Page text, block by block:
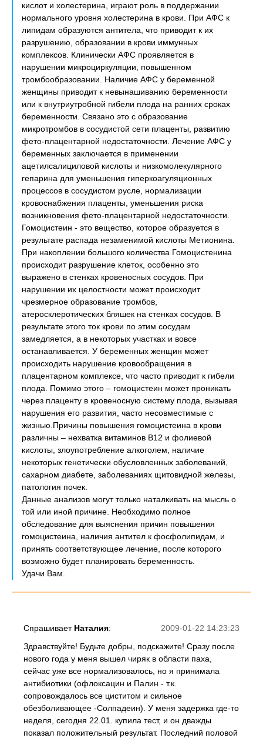
кислот и холестерина, играют роль в поддержании
нормального уровня холестерина в крови. При АФС к
липидам образуются антитела, что приводит к их
разрушению, образовании в крови иммунных
комплексов. Клинически АФС проявляется в
нарушении микроциркуляции, повышенном
тромбообразовании. Наличие АФС у беременной
женщины приводит к невынашиванию беременности
или к внутриутробной гибели плода на ранних сроках
беременности. Связано это с образование
микротромбов в сосудистой сети плаценты, развитию
фето-плацентарной недостаточности. Лечение АФС у
беременных заключается в применении
ацетилсалициловой кислоты и низкомолекулярного
гепарина для уменьшения гиперкоагуляционных
процессов в сосудистом русле, нормализации
кровоснабжения плаценты, уменьшения риска
возникновения фето-плацентарной недостаточности.
Гомоцистеин - это вещество, которое образуется в
результате распада незаменимой кислоты Метионина.
При накоплении большого количества Гомоцистенина
происходит разрушение клеток, особенно это
выражено в стенках кровеносных сосудов. При
нарушении их целостности может происходит
чрезмерное образование тромбов,
атеросклеротических бляшек на стенках сосудов. В
результате этого ток крови по этим сосудам
замедляется, а в некоторых участках и вовсе
останавливается. У беременных женщин может
происходить нарушение кровообращения в
плацентарном комплексе, что часто приводит к гибели
плода. Помимо этого – гомоцистеин может проникать
через плаценту в кровеносную систему плода, вызывая
нарушения его развития, часто несовместимые с
жизнью.Причины повышения гомоцистеина в крови
различны – нехватка витаминов В12 и фолиевой
кислоты, злоупотребление алкоголем, наличие
некоторых генетически обусловленных заболеваний,
сахарном диабете, заболеваниях щитовидной железы,
патология почек.
Данные анализов могут только наталкивать на мысль о
той или иной причине. Необходимо полное
обследование для выяснения причин повышения
гомоцистеина, наличия антител к фосфолипидам, и
принять соответствующее лечение, после которого
возможно будет планировать беременность.
Удачи Вам.
2009-01-22 14:23:23
Спрашивает Наталия:
Здравствуйте! Будьте добры, подскажите! Сразу после
нового года у меня вышел чиряк в области паха,
сейчас уже все нормализовалось, но я принимала
антибиотики (офлоксацин и Палин - т.к.
сопровождалось все циститом и сильное
обезболивающее -Солпадеин). У меня задержка где-то
неделя, сегодня 22.01. купила тест, и он дважды
показал положительный результат. Последний половой